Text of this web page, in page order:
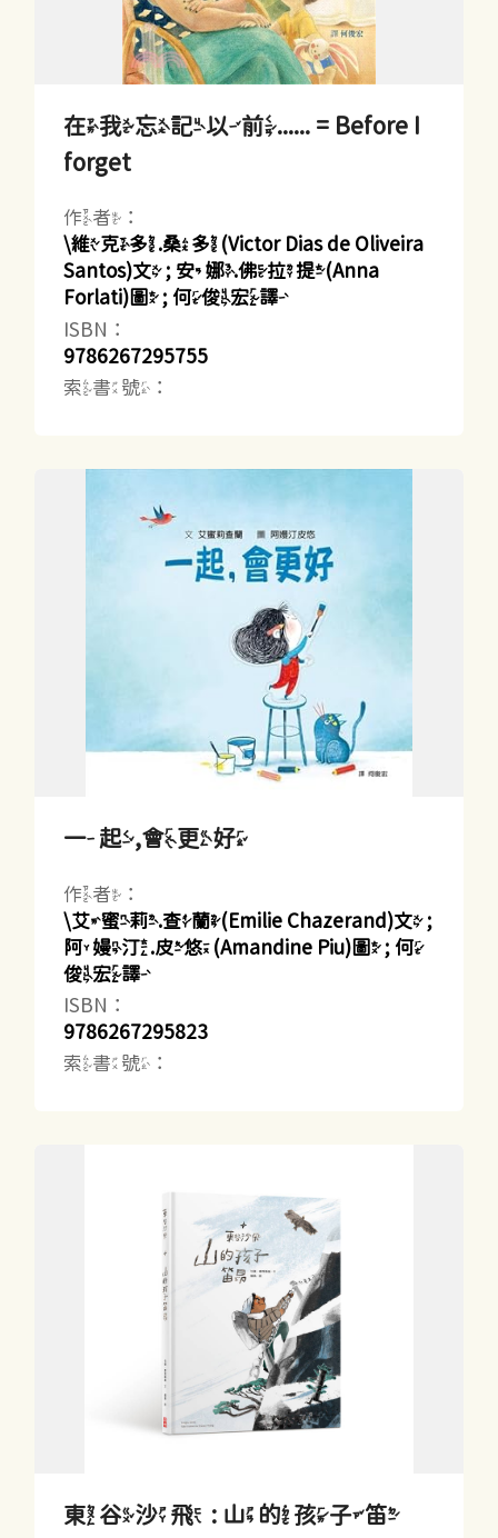
在我忘記以前...... = Before I
forget
作者：
\維克多.桑多(Victor Dias de Oliveira
Santos)文 ; 安娜.佛拉提(Anna
Forlati)圖 ; 何俊宏譯
ISBN：
9786267295755
索書號：
一起,會更好
作者：
\艾蜜莉.查蘭(Emilie Chazerand)文 ;
阿嫚汀.皮悠(Amandine Piu)圖 ; 何
俊宏譯
ISBN：
9786267295823
索書號：
東谷沙飛 : 山的孩子笛